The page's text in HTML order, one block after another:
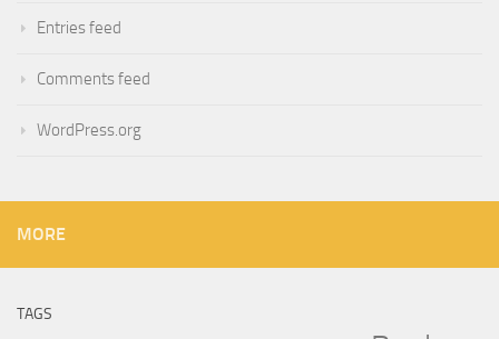
Entries feed
Comments feed
WordPress.org
MORE
TAGS